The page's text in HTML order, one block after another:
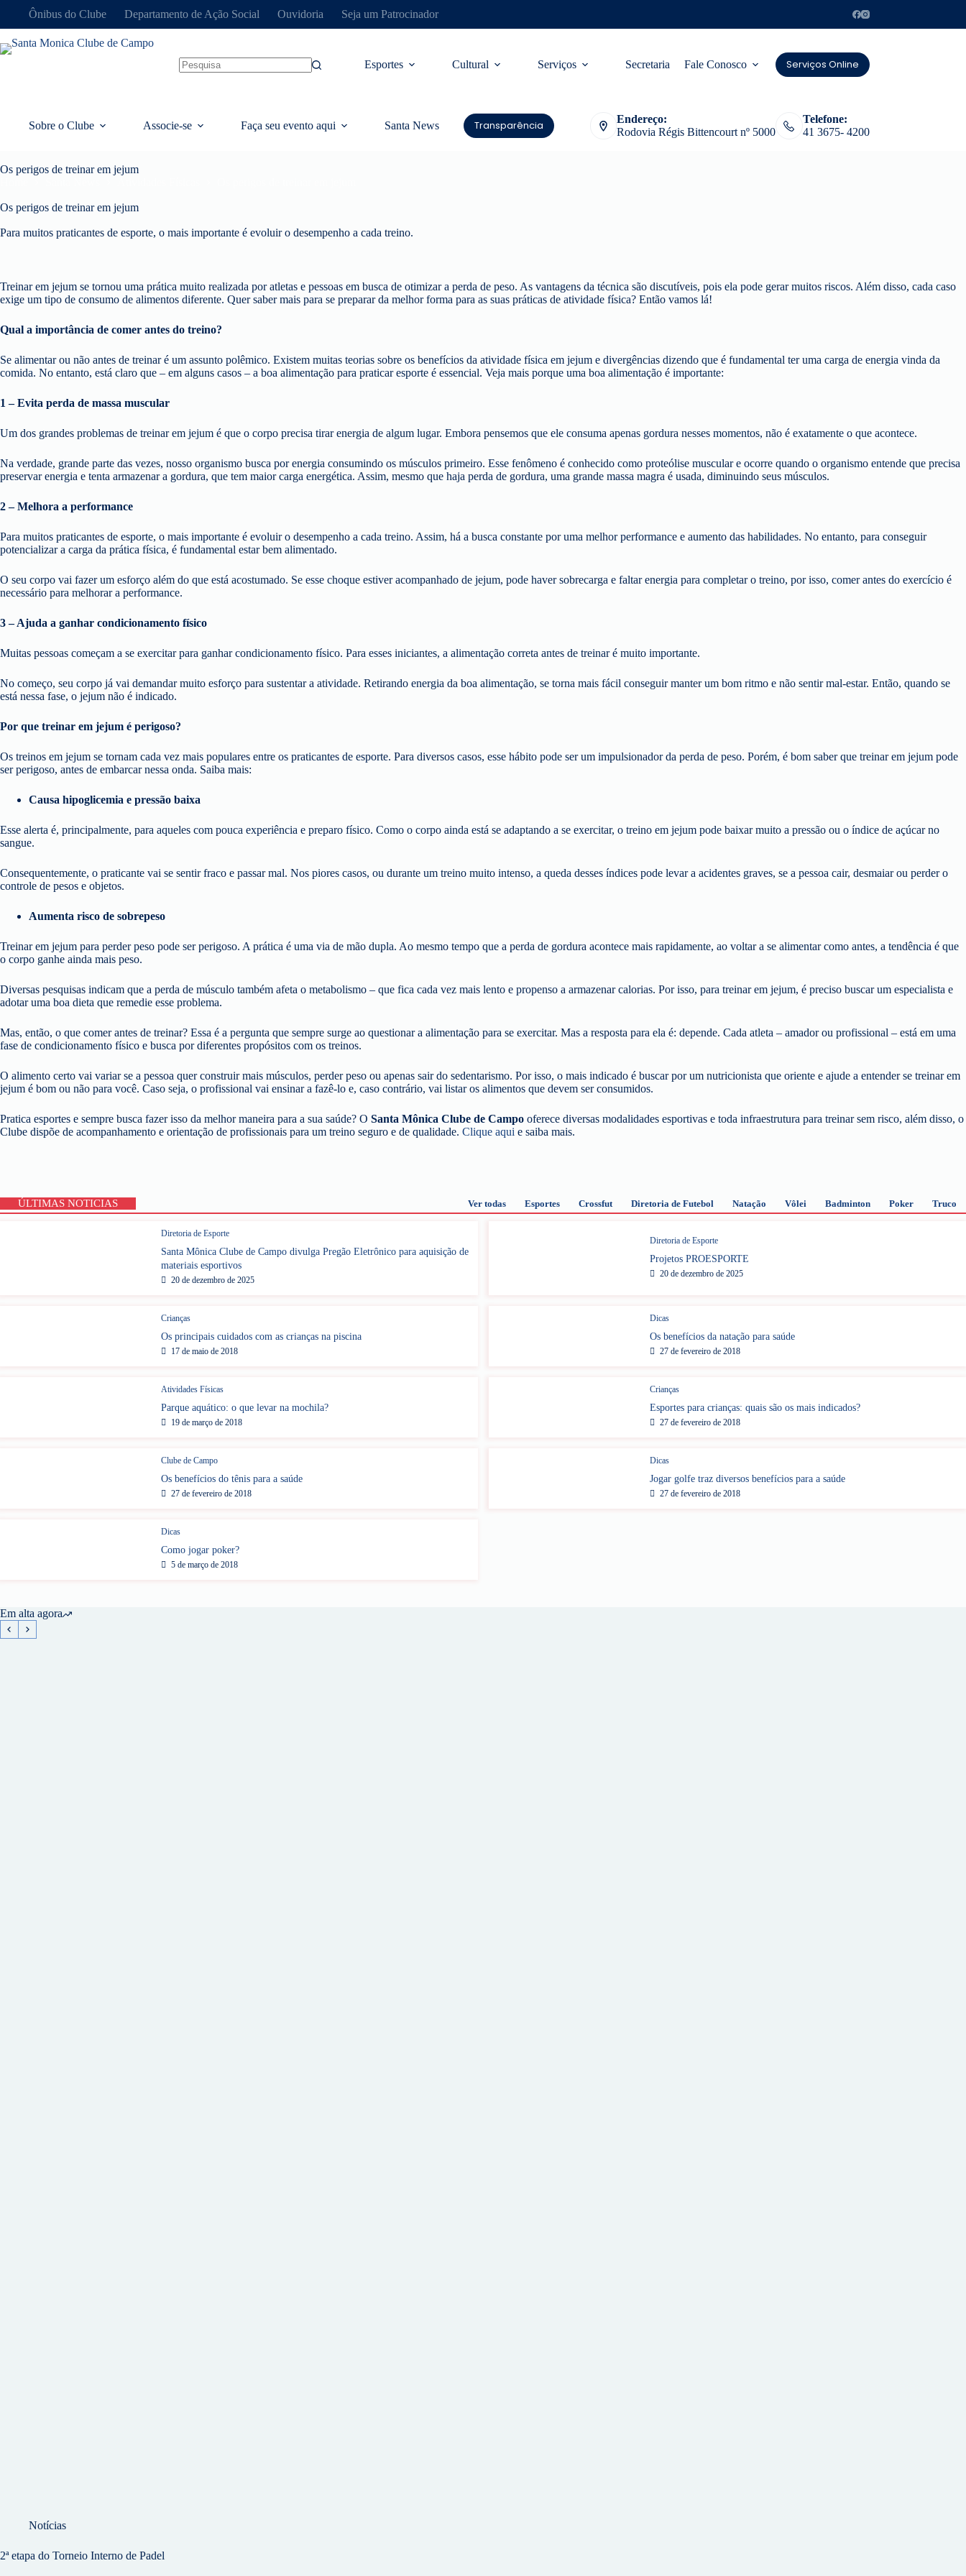
Ônibus do Clube Departamento de Ação Social Ouvidoria Seja um Patrocinador
Esportes Cultural Serviços Secretaria Fale Conosco Serviços Online
Sobre o Clube Associe-se Faça seu evento aqui Santa News Transparência
Endereço:
Rodovia Régis Bittencourt nº 5000
Telefone:
41 3675- 4200
Os perigos de treinar em jejum
Os perigos de treinar em jejum
Para muitos praticantes de esporte, o mais importante é evoluir o desempenho a cada treino.
Treinar em jejum se tornou uma prática muito realizada por atletas e pessoas em busca de otimizar a perda de peso. As vantagens da técnica são discutíveis, pois ela pode gerar muitos riscos. Além disso, cada caso
exige um tipo de consumo de alimentos diferente. Quer saber mais para se preparar da melhor forma para as suas práticas de atividade física? Então vamos lá!
Qual a importância de comer antes do treino?
Se alimentar ou não antes de treinar é um assunto polêmico. Existem muitas teorias sobre os benefícios da atividade física em jejum e divergências dizendo que é fundamental ter uma carga de energia vinda da
comida. No entanto, está claro que – em alguns casos – a boa alimentação para praticar esporte é essencial. Veja mais porque uma boa alimentação é importante:
1 – Evita perda de massa muscular
Um dos grandes problemas de treinar em jejum é que o corpo precisa tirar energia de algum lugar. Embora pensemos que ele consuma apenas gordura nesses momentos, não é exatamente o que acontece.
Na verdade, grande parte das vezes, nosso organismo busca por energia consumindo os músculos primeiro. Esse fenômeno é conhecido como proteólise muscular e ocorre quando o organismo entende que precisa
preservar energia e tenta armazenar a gordura, que tem maior carga energética. Assim, mesmo que haja perda de gordura, uma grande massa magra é usada, diminuindo seus músculos.
2 – Melhora a performance
Para muitos praticantes de esporte, o mais importante é evoluir o desempenho a cada treino. Assim, há a busca constante por uma melhor performance e aumento das habilidades. No entanto, para conseguir
potencializar a carga da prática física, é fundamental estar bem alimentado.
O seu corpo vai fazer um esforço além do que está acostumado. Se esse choque estiver acompanhado de jejum, pode haver sobrecarga e faltar energia para completar o treino, por isso, comer antes do exercício é
necessário para melhorar a performance.
3 – Ajuda a ganhar condicionamento físico
Muitas pessoas começam a se exercitar para ganhar condicionamento físico. Para esses iniciantes, a alimentação correta antes de treinar é muito importante.
No começo, seu corpo já vai demandar muito esforço para sustentar a atividade. Retirando energia da boa alimentação, se torna mais fácil conseguir manter um bom ritmo e não sentir mal-estar. Então, quando se
está nessa fase, o jejum não é indicado.
Por que treinar em jejum é perigoso?
Os treinos em jejum se tornam cada vez mais populares entre os praticantes de esporte. Para diversos casos, esse hábito pode ser um impulsionador da perda de peso. Porém, é bom saber que treinar em jejum pode
ser perigoso, antes de embarcar nessa onda. Saiba mais:
Causa hipoglicemia e pressão baixa
Esse alerta é, principalmente, para aqueles com pouca experiência e preparo físico. Como o corpo ainda está se adaptando a se exercitar, o treino em jejum pode baixar muito a pressão ou o índice de açúcar no
sangue.
Consequentemente, o praticante vai se sentir fraco e passar mal. Nos piores casos, ou durante um treino muito intenso, a queda desses índices pode levar a acidentes graves, se a pessoa cair, desmaiar ou perder o
controle de pesos e objetos.
Aumenta risco de sobrepeso
Treinar em jejum para perder peso pode ser perigoso. A prática é uma via de mão dupla. Ao mesmo tempo que a perda de gordura acontece mais rapidamente, ao voltar a se alimentar como antes, a tendência é que
o corpo ganhe ainda mais peso.
Diversas pesquisas indicam que a perda de músculo também afeta o metabolismo – que fica cada vez mais lento e propenso a armazenar calorias. Por isso, para treinar em jejum, é preciso buscar um especialista e
adotar uma boa dieta que remedie esse problema.
Mas, então, o que comer antes de treinar? Essa é a pergunta que sempre surge ao questionar a alimentação para se exercitar. Mas a resposta para ela é: depende. Cada atleta – amador ou profissional – está em uma
fase de condicionamento físico e busca por diferentes propósitos com os treinos.
O alimento certo vai variar se a pessoa quer construir mais músculos, perder peso ou apenas sair do sedentarismo. Por isso, o mais indicado é buscar por um nutricionista que oriente e ajude a entender se treinar em
jejum é bom ou não para você. Caso seja, o profissional vai ensinar a fazê-lo e, caso contrário, vai listar os alimentos que devem ser consumidos.
Pratica esportes e sempre busca fazer isso da melhor maneira para a sua saúde? O Santa Mônica Clube de Campo oferece diversas modalidades esportivas e toda infraestrutura para treinar sem risco, além disso, o
Clube dispõe de acompanhamento e orientação de profissionais para um treino seguro e de qualidade. Clique aqui e saiba mais.
ÚLTIMAS NOTICIAS Ver todas Esportes Crossfut Diretoria de Futebol Natação Vôlei Badminton Poker Truco
Diretoria de Esporte
Santa Mônica Clube de Campo divulga Pregão Eletrônico para aquisição de
materiais esportivos
20 de dezembro de 2025
Diretoria de Esporte
Projetos PROESPORTE
20 de dezembro de 2025
Crianças
Os principais cuidados com as crianças na piscina
17 de maio de 2018
Dicas
Os benefícios da natação para saúde
27 de fevereiro de 2018
Atividades Físicas
Parque aquático: o que levar na mochila?
19 de março de 2018
Crianças
Esportes para crianças: quais são os mais indicados?
27 de fevereiro de 2018
Clube de Campo
Os benefícios do tênis para a saúde
27 de fevereiro de 2018
Dicas
Jogar golfe traz diversos benefícios para a saúde
27 de fevereiro de 2018
Dicas
Como jogar poker?
5 de março de 2018
Em alta agora
Notícias
2ª etapa do Torneio Interno de Padel